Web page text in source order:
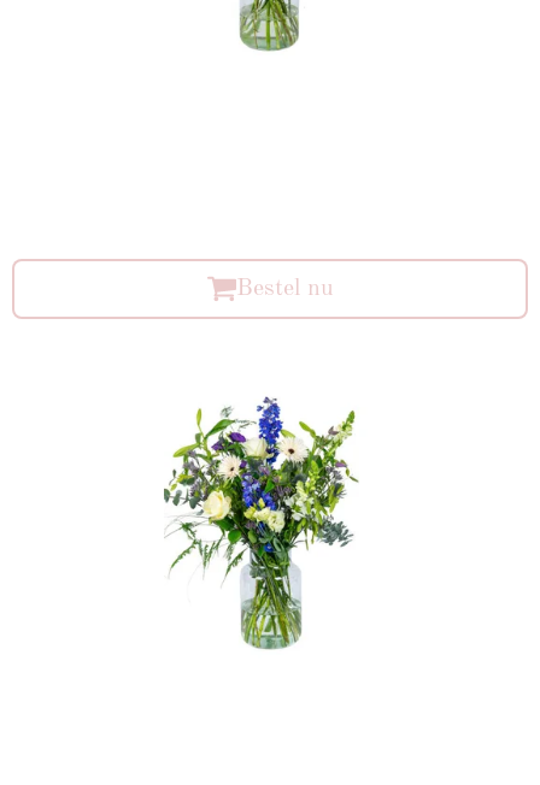
Bestel nu